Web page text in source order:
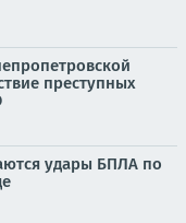
преступных
удары БПЛА по